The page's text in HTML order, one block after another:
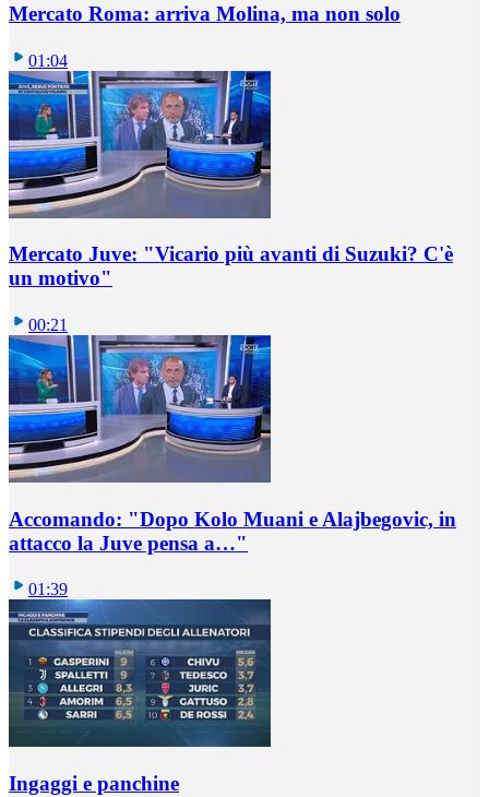
Mercato Roma: arriva Molina, ma non solo
01:04
Mercato Juve: "Vicario più avanti di Suzuki? C'è
un motivo"
00:21
Accomando: "Dopo Kolo Muani e Alajbegovic, in
attacco la Juve pensa a…"
01:39
Ingaggi e panchine